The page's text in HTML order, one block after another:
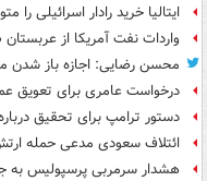
ایتالیا خرید رادار اسرائیلی را
واردات نفت آمریکا از
محسن رضایی: اجازه باز شدن
درخواست عامری برای تعویق
دستور ترامپ برای تحقیق
ائتلاف سعودی مدعی حمله
هشدار سرمربی پرسپولیس